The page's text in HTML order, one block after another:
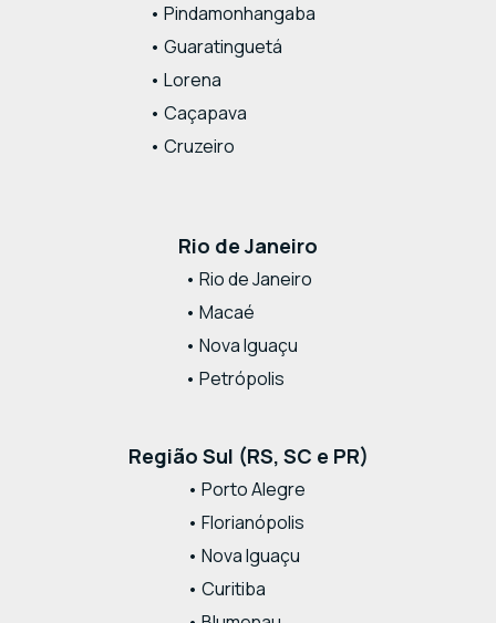
• Pindamonhangaba
• Guaratinguetá
• Lorena
• Caçapava
• Cruzeiro
Rio de Janeiro
• Rio de Janeiro
• Macaé
• Nova Iguaçu
• Petrópolis
Região Sul (RS, SC e PR)
• Porto Alegre
• Florianópolis
• Nova Iguaçu
• Curitiba